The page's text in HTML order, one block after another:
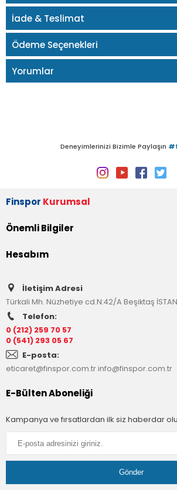
İade & Teslimat
Ödeme Seçenekleri
Yorumlar
Deneyimlerinizi Bizimle Paylaşın
Finspor Kurumsal
Önemli Bilgiler
Hesabım
İletişim Adresi
Türkali Mh. Nüzhetiye cd.N:42/A Beşiktaş
Telefon:
0 (212) 259 70 57
0 (541) 293 05 67
E-posta:
eticaret@finspor.com.trinfo@finspor.com.tr
E-Bülten Aboneliği
Kampanya ve fırsatlardan ilk siz haberdar